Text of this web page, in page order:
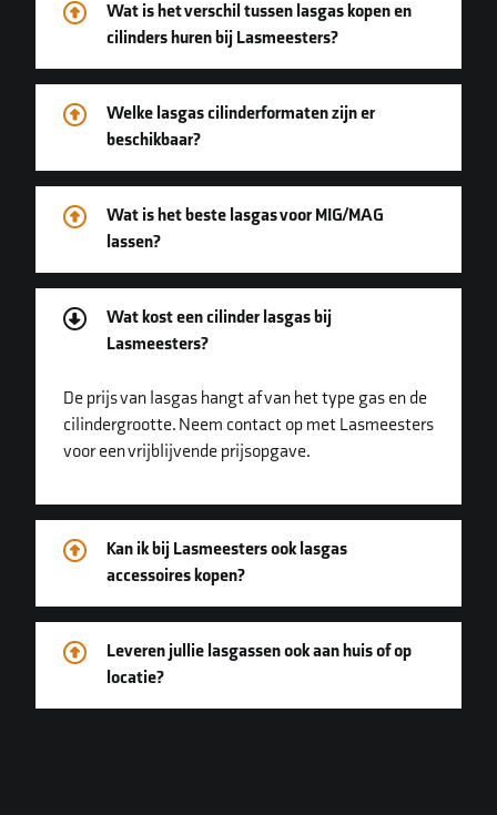
Wat is het verschil tussen lasgas kopen en
cilinders huren bij Lasmeesters?
Welke lasgas cilinderformaten zijn er
beschikbaar?
Wat is het beste lasgas voor MIG/MAG
lassen?
Wat kost een cilinder lasgas bij
Lasmeesters?
De prijs van lasgas hangt af van het type gas en de
cilindergrootte. Neem contact op met Lasmeesters
voor een vrijblijvende prijsopgave.
Kan ik bij Lasmeesters ook lasgas
accessoires kopen?
Leveren jullie lasgassen ook aan huis of op
locatie?